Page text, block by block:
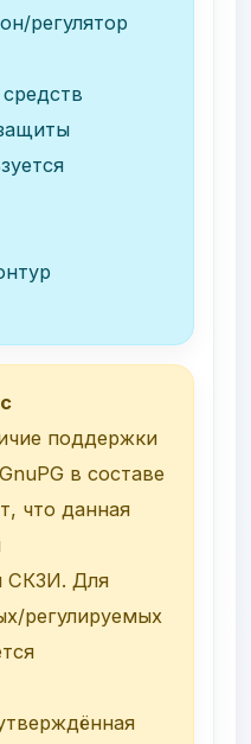
регулятор
поддержки
в составе
что данная
СКЗИ. Для
регулируемых